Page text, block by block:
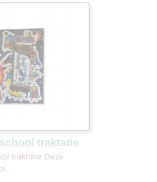
traktatie
traktatie Deze